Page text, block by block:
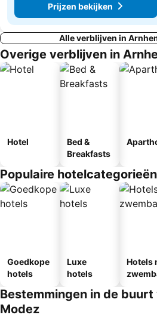
Prijzen bekijken
Alle verblijven in
Overige verblijven in
Hotel
Bed &
Breakfasts
Populaire
Goedkope
hotels
Luxe
hotels
Hotels
Bestemmingen in de
Modez